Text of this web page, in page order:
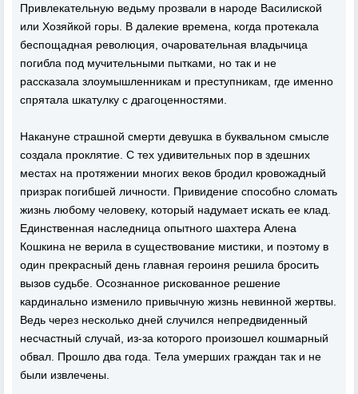
Привлекательную ведьму прозвали в народе Василиской
или Хозяйкой горы. В далекие времена, когда протекала
беспощадная революция, очаровательная владычица
погибла под мучительными пытками, но так и не
рассказала злоумышленникам и преступникам, где именно
спрятала шкатулку с драгоценностями.
Накануне страшной смерти девушка в буквальном смысле
создала проклятие. С тех удивительных пор в здешних
местах на протяжении многих веков бродил кровожадный
призрак погибшей личности. Привидение способно сломать
жизнь любому человеку, который надумает искать ее клад.
Единственная наследница опытного шахтера Алена
Кошкина не верила в существование мистики, и поэтому в
один прекрасный день главная героиня решила бросить
вызов судьбе. Осознанное рискованное решение
кардинально изменило привычную жизнь невинной жертвы.
Ведь через несколько дней случился непредвиденный
несчастный случай, из-за которого произошел кошмарный
обвал. Прошло два года. Тела умерших граждан так и не
были извлечены.